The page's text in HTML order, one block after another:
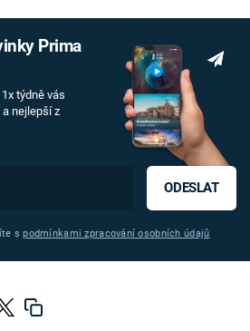
Prima
týdně vás
nejlepší z
ODESLAT
spodmínkami zpracování osobních údajů